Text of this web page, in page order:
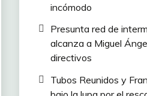
incómodo
Presunta red de
alcanza a Miguel
directivos
Tubos Reunidos y